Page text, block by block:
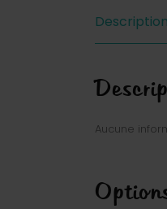
Description
Aucune